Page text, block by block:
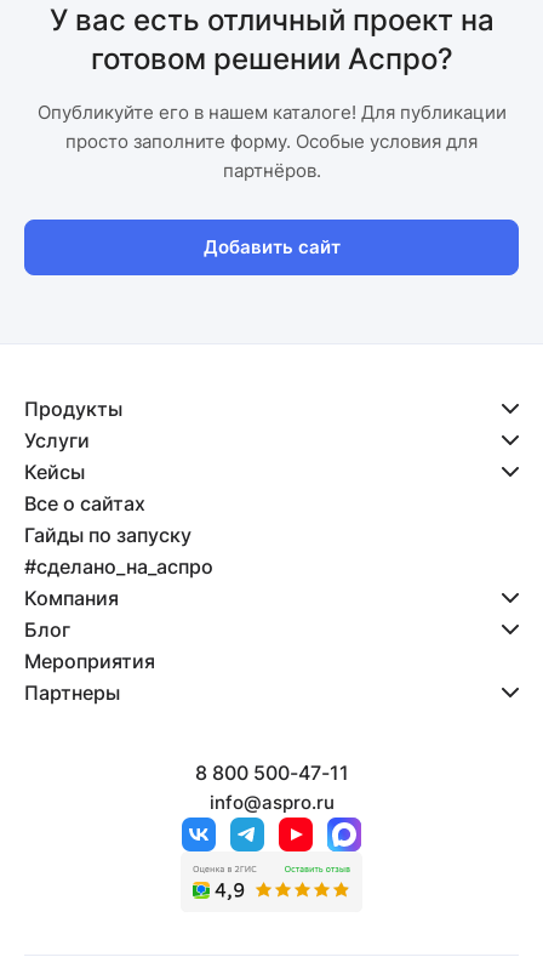
У вас есть отличный проект на
готовом решении Аспро?
Опубликуйте его в нашем каталоге! Для публикации
просто заполните форму. Особые условия для
партнёров.
Добавить сайт
Продукты
Услуги
Кейсы
Все о сайтах
Гайды по запуску
#сделано_на_аспро
Компания
Блог
Мероприятия
Партнеры
8 800 500-47-11
info@aspro.ru